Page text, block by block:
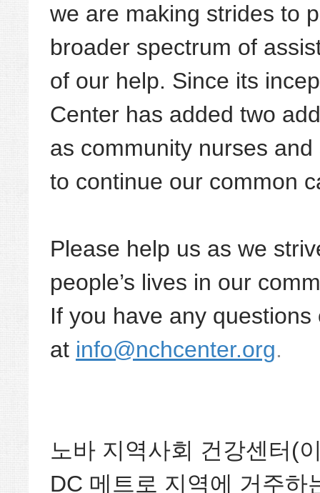
we are making strides to
broader spectrum of
of our help. Since its
Center has added two
as community nurses
to continue our common
Please help us as we
people’s lives in our
If you have any
at info@nchcenter.org.
노바 지역사회 건강센터(
DC 메트로 지역에 거주하